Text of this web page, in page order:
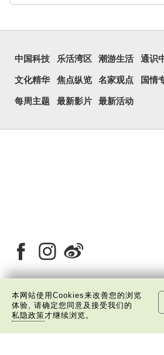
中国科技 乐活湾区 潮游生活 通识
文化精华 焦点纵览 名家观点 国情
每周主题 最新影片 最新活动
关于我们 版权告示 私隐政策声明
本网站使用Cookies来改善您的浏览
体验, 请确定您同意及接受我们的
私隐政策才继续浏览。